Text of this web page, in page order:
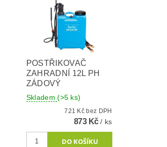
POSTŘIKOVAČ
ZAHRADNÍ 12L PH
ZÁDOVÝ
Skladem(>5 ks)
721 Kč bez DPH
873 Kč/ ks